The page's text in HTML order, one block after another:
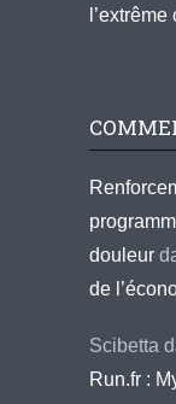
douleur
de
Scibetta
Run.fr :